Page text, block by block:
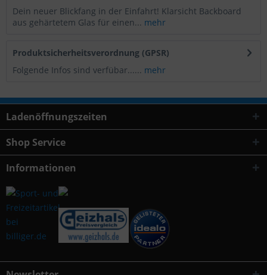
Dein neuer Blickfang in der Einfahrt! Klarsicht Backboard
aus gehärtetem Glas für einen... mehr
Produktsicherheitsverordnung (GPSR)
Folgende Infos sind verfübar...... mehr
Ladenöffnungszeiten
Shop Service
Informationen